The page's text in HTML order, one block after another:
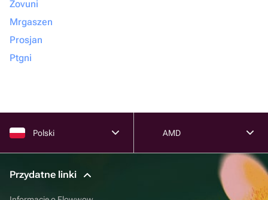
Zovuni
Mrgaszen
Prosjan
Ptgni
Polski AMD
Przydatne linki